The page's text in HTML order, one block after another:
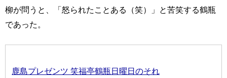
柳が問うと、「怒られたことある（笑）」と苦笑する鶴瓶
であった。
鹿島プレゼンツ 笑福亭鶴瓶日曜日のそれ